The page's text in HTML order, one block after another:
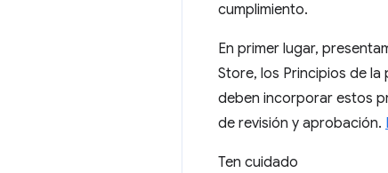
cumplimiento.
En primer lugar,
Store, los Principios de
deben incorporar estos
de revisión y aprobación.
Ten cuidado